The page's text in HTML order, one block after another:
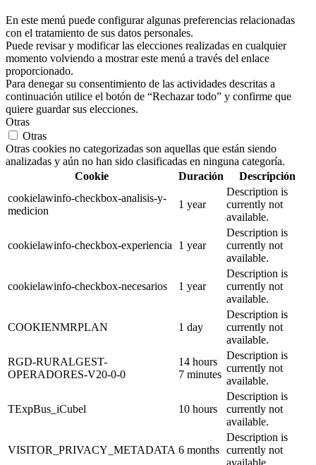
En este menú puede configurar algunas preferencias relacionadas
con el tratamiento de sus datos personales.
Puede revisar y modificar las elecciones realizadas en cualquier
momento volviendo a mostrar este menú a través del enlace
proporcionado.
Para denegar su consentimiento de las actividades descritas a
continuación utilice el botón de “Rechazar todo” y confirme que
quiere guardar sus elecciones.
Otras
Otras
Otras cookies no categorizadas son aquellas que están siendo
analizadas y aún no han sido clasificadas en ninguna categoría.
Cookie
Duración
Descripción
cookielawinfo-checkbox-analisis-y-
medicion
1 year
Description is
currently not
available.
cookielawinfo-checkbox-experiencia 1 year
Description is
currently not
available.
cookielawinfo-checkbox-necesarios 1 year
Description is
currently not
available.
COOKIENMRPLAN 1 day
Description is
currently not
available.
RGD-RURALGEST-
OPERADORES-V20-0-0
14 hours
7 minutes
Description is
currently not
available.
TExpBus_iCubel 10 hours
Description is
currently not
available.
VISITOR_PRIVACY_METADATA 6 months
Description is
currently not
available.